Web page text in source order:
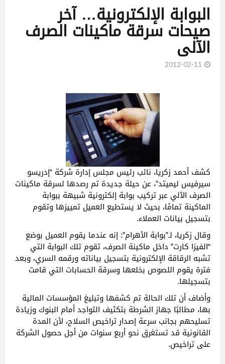
البوابة الإلكترونية… آخر
صيحات سرقة ماكينات الصرف
الآلى
2012-02-11
كشف أحمد زكريا، نائب رئيس مجلس إدارة شركة “إدريسو
سيرفيس ليميتد”، عن حيلة جديدة تم رصدها لسرقة ماكينات
الصرف الآلي عبر تركيب بوابة إلكترونية شبيهة ببوابة
الماكينة تمامًا، بحيث لا يستطيع العميل تمييزها وتقوم
بتسجيل بيانات العملاء.
وقال زكريا، لـ”بوابة الأهرام”: إنه عندما يقوم العميل بوضع
“الفيزا كارت” داخل ماكينة الصرف، تقوم تلك البوابة التي
تشبه الرقاقة الإلكترونية بتسجيل بياناته ورقمه السري، وبعد
فترة يقوم اللصوص بخلعها وسرقة الحسابات التي قامت
بتسجيلها.
وأضاف أن تلك الحالة تم كشفها وتبليغ المؤسسات المالية
بها، مطالبًا جهاز الشرطة بتكثيف التواجد أمام البنوك وزيادة
تسليحهم بجانب سرعة إصدار تراخيص السلاح، لأن المدة
القانونية قد تستغرق نحو أربع سنوات من أجل حصول الشركة
على تراخيص.